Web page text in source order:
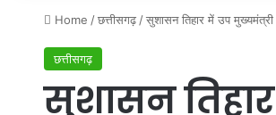
Home / छत्तीसगढ़ / सुशासन तिहार में उप मुख्यमंत्री
छत्तीसगढ़
सुशासन